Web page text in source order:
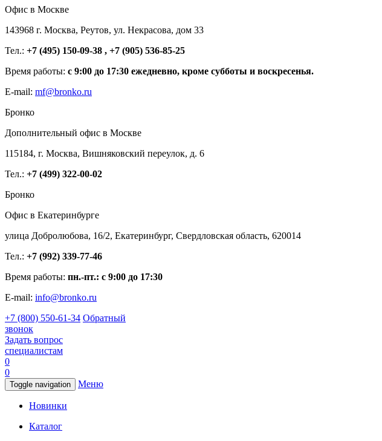
Офис в Москве
143968 г. Москва, Реутов, ул. Некрасова, дом 33
Тел.: +7 (495) 150-09-38 , +7 (905) 536-85-25
Время работы: с 9:00 до 17:30 ежедневно, кроме субботы и воскресенья.
E-mail: mf@bronko.ru
Бронко
Дополнительный офис в Москве
115184, г. Москва, Вишняковский переулок, д. 6
Тел.: +7 (499) 322-00-02
Бронко
Офис в Екатеринбурге
улица Добролюбова, 16/2, Екатеринбург, Свердловская область, 620014
Тел.: +7 (992) 339-77-46
Время работы: пн.-пт.: с 9:00 до 17:30
E-mail: info@bronko.ru
+7 (800) 550-61-34 Обратный
звонок
Задать вопрос
специалистам
0
0
Toggle navigation Меню
Новинки
Каталог